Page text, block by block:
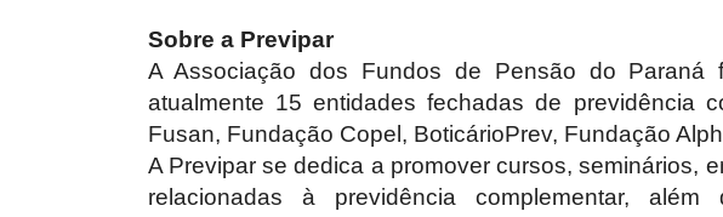
Sobre a Previpar
A Associação dos Fundos de Pensão do Paraná
atualmente 15 entidades fechadas de previdência
Fusan, Fundação Copel, BoticárioPrev, Fundação
A Previpar se dedica a promover cursos, seminários,
relacionadas à previdência complementar,